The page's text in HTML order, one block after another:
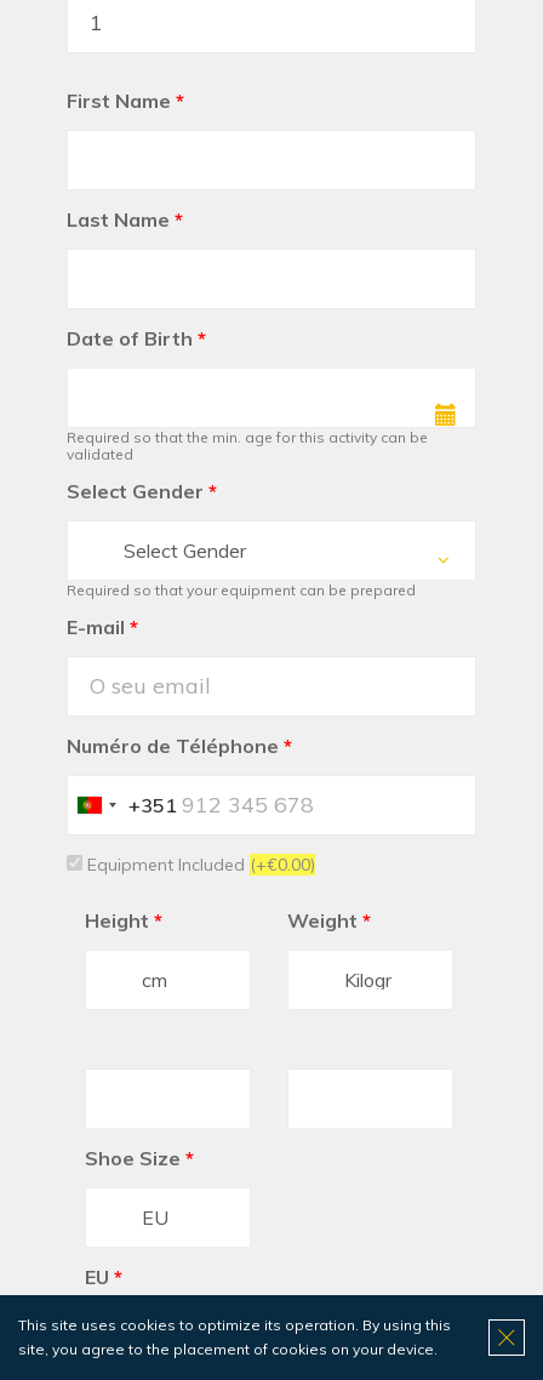
First Name *
Last Name *
Date of Birth *
Required so that the min. age for this activity can be
validated
Select Gender *
Select Gender
Required so that your equipment can be prepared
E-mail *
Numéro de Téléphone *
Portugal
+351
Equipment Included (+€0.00)
Height * Weight *
Shoe Size *
EU *
This site uses cookies to optimize its operation. By using this
site, you agree to the placement of cookies on your device.